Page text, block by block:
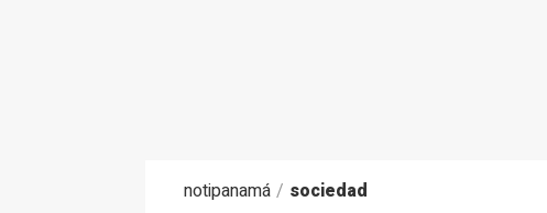
notipanamá / sociedad